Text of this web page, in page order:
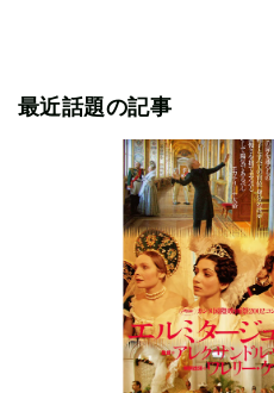
最近話題の記事